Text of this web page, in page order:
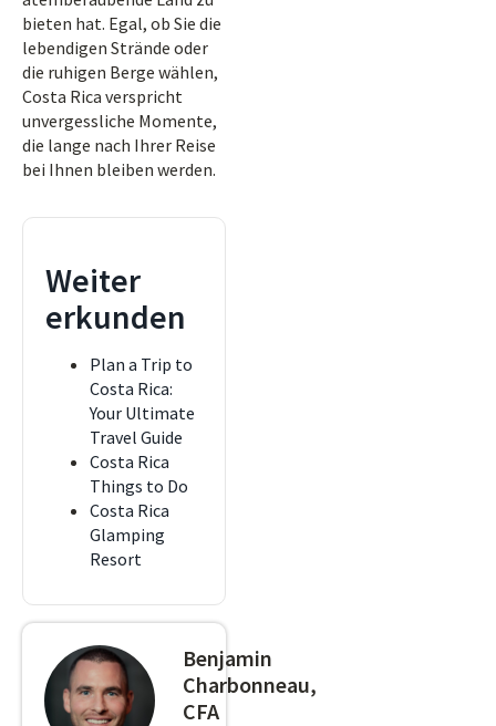
bieten hat. Egal, ob Sie die
lebendigen Strände oder
die ruhigen Berge wählen,
Costa Rica verspricht
unvergessliche Momente,
die lange nach Ihrer Reise
bei Ihnen bleiben werden.
Weiter
erkunden
Plan a Trip to
Costa Rica:
Your Ultimate
Travel Guide
Costa Rica
Things to Do
Costa Rica
Glamping
Resort
Benjamin
Charbonneau,
CFA